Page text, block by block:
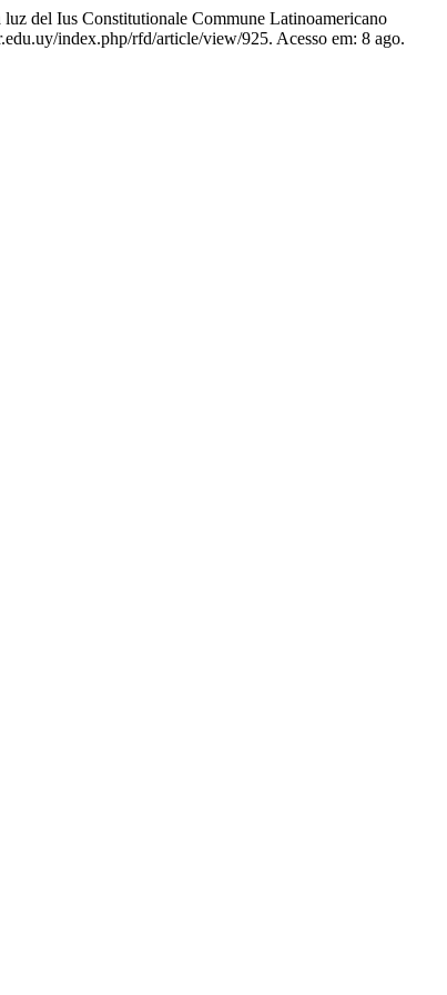
del Ius Constitutionale Commune Latinoamericano
index.php/rfd/article/view/925. Acesso em: 8 ago.